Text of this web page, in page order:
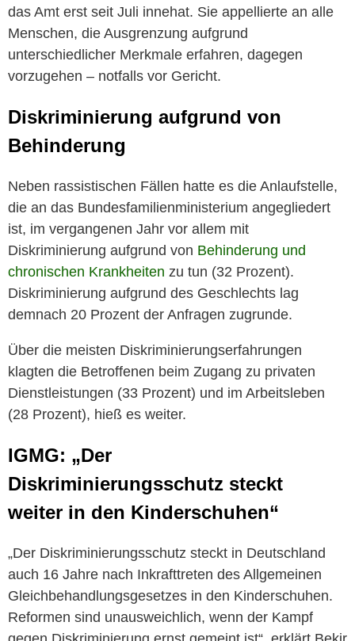
das Amt erst seit Juli innehat. Sie appellierte an alle
Menschen, die Ausgrenzung aufgrund
unterschiedlicher Merkmale erfahren, dagegen
vorzugehen – notfalls vor Gericht.
Diskriminierung aufgrund von
Behinderung
Neben rassistischen Fällen hatte es die Anlaufstelle,
die an das Bundesfamilienministerium angegliedert
ist, im vergangenen Jahr vor allem mit
Diskriminierung aufgrund von Behinderung und
chronischen Krankheiten zu tun (32 Prozent).
Diskriminierung aufgrund des Geschlechts lag
demnach 20 Prozent der Anfragen zugrunde.
Über die meisten Diskriminierungserfahrungen
klagten die Betroffenen beim Zugang zu privaten
Dienstleistungen (33 Prozent) und im Arbeitsleben
(28 Prozent), hieß es weiter.
IGMG: „Der
Diskriminierungsschutz steckt
weiter in den Kinderschuhen“
„Der Diskriminierungsschutz steckt in Deutschland
auch 16 Jahre nach Inkrafttreten des Allgemeinen
Gleichbehandlungsgesetzes in den Kinderschuhen.
Reformen sind unausweichlich, wenn der Kampf